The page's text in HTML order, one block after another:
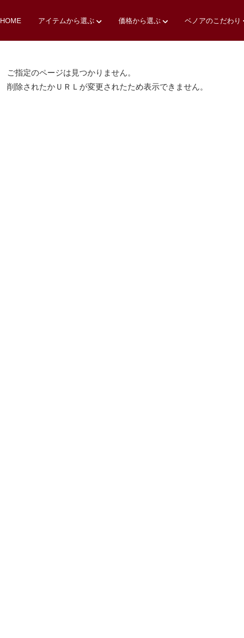
HOME アイテムから選ぶ 価格から選ぶ ベノアのこだわり
ご指定のページは見つかりません。
削除されたかＵＲＬが変更されたため表示できません。